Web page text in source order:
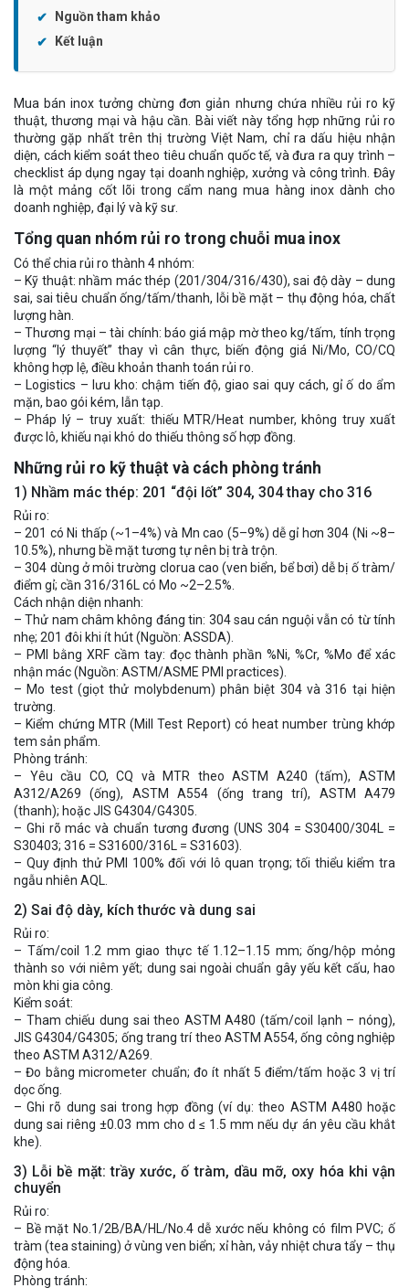
Nguồn tham khảo
Kết luận
Mua bán inox tưởng chừng đơn giản nhưng chứa nhiều rủi ro kỹ
thuật, thương mại và hậu cần. Bài viết này tổng hợp những rủi ro
thường gặp nhất trên thị trường Việt Nam, chỉ ra dấu hiệu nhận
diện, cách kiểm soát theo tiêu chuẩn quốc tế, và đưa ra quy trình –
checklist áp dụng ngay tại doanh nghiệp, xưởng và công trình. Đây
là một mảng cốt lõi trong cẩm nang mua hàng inox dành cho
doanh nghiệp, đại lý và kỹ sư.
Tổng quan nhóm rủi ro trong chuỗi mua inox
Có thể chia rủi ro thành 4 nhóm:
– Kỹ thuật: nhầm mác thép (201/304/316/430), sai độ dày – dung
sai, sai tiêu chuẩn ống/tấm/thanh, lỗi bề mặt – thụ động hóa, chất
lượng hàn.
– Thương mại – tài chính: báo giá mập mờ theo kg/tấm, tính trọng
lượng “lý thuyết” thay vì cân thực, biến động giá Ni/Mo, CO/CQ
không hợp lệ, điều khoản thanh toán rủi ro.
– Logistics – lưu kho: chậm tiến độ, giao sai quy cách, gỉ ố do ẩm
mặn, bao gói kém, lẫn tạp.
– Pháp lý – truy xuất: thiếu MTR/Heat number, không truy xuất
được lô, khiếu nại khó do thiếu thông số hợp đồng.
Những rủi ro kỹ thuật và cách phòng tránh
1) Nhầm mác thép: 201 “đội lốt” 304, 304 thay cho 316
Rủi ro:
– 201 có Ni thấp (~1–4%) và Mn cao (5–9%) dễ gỉ hơn 304 (Ni ~8–
10.5%), nhưng bề mặt tương tự nên bị trà trộn.
– 304 dùng ở môi trường clorua cao (ven biển, bể bơi) dễ bị ố tràm/
điểm gỉ; cần 316/316L có Mo ~2–2.5%.
Cách nhận diện nhanh:
– Thử nam châm không đáng tin: 304 sau cán nguội vẫn có từ tính
nhẹ; 201 đôi khi ít hút (Nguồn: ASSDA).
– PMI bằng XRF cầm tay: đọc thành phần %Ni, %Cr, %Mo để xác
nhận mác (Nguồn: ASTM/ASME PMI practices).
– Mo test (giọt thử molybdenum) phân biệt 304 và 316 tại hiện
trường.
– Kiểm chứng MTR (Mill Test Report) có heat number trùng khớp
tem sản phẩm.
Phòng tránh:
– Yêu cầu CO, CQ và MTR theo ASTM A240 (tấm), ASTM
A312/A269 (ống), ASTM A554 (ống trang trí), ASTM A479
(thanh); hoặc JIS G4304/G4305.
– Ghi rõ mác và chuẩn tương đương (UNS 304 = S30400/304L =
S30403; 316 = S31600/316L = S31603).
– Quy định thử PMI 100% đối với lô quan trọng; tối thiểu kiểm tra
ngẫu nhiên AQL.
2) Sai độ dày, kích thước và dung sai
Rủi ro:
– Tấm/coil 1.2 mm giao thực tế 1.12–1.15 mm; ống/hộp mỏng
thành so với niêm yết; dung sai ngoài chuẩn gây yếu kết cấu, hao
mòn khi gia công.
Kiểm soát:
– Tham chiếu dung sai theo ASTM A480 (tấm/coil lạnh – nóng),
JIS G4304/G4305; ống trang trí theo ASTM A554, ống công nghiệp
theo ASTM A312/A269.
– Đo bằng micrometer chuẩn; đo ít nhất 5 điểm/tấm hoặc 3 vị trí
dọc ống.
– Ghi rõ dung sai trong hợp đồng (ví dụ: theo ASTM A480 hoặc
dung sai riêng ±0.03 mm cho d ≤ 1.5 mm nếu dự án yêu cầu khắt
khe).
3) Lỗi bề mặt: trầy xước, ố tràm, dầu mỡ, oxy hóa khi vận
chuyển
Rủi ro:
– Bề mặt No.1/2B/BA/HL/No.4 dễ xước nếu không có film PVC; ố
tràm (tea staining) ở vùng ven biển; xỉ hàn, vảy nhiệt chưa tẩy – thụ
động hóa.
Phòng tránh: